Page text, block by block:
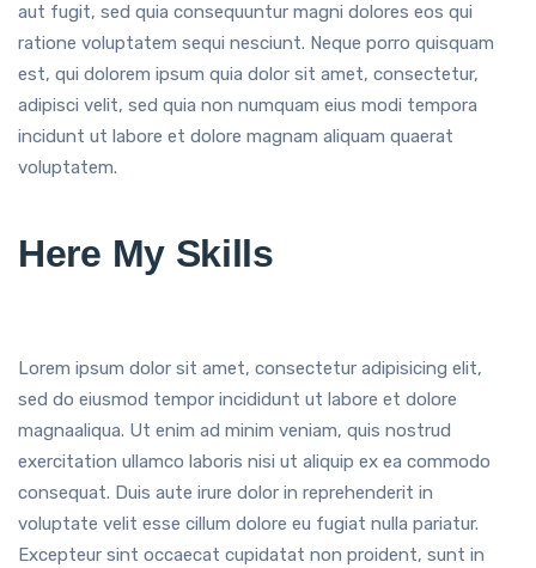
aut fugit, sed quia consequuntur magni dolores eos qui
ratione voluptatem sequi nesciunt. Neque porro quisquam
est, qui dolorem ipsum quia dolor sit amet, consectetur,
adipisci velit, sed quia non numquam eius modi tempora
incidunt ut labore et dolore magnam aliquam quaerat
voluptatem.
Here My Skills
Lorem ipsum dolor sit amet, consectetur adipisicing elit,
sed do eiusmod tempor incididunt ut labore et dolore
magnaaliqua. Ut enim ad minim veniam, quis nostrud
exercitation ullamco laboris nisi ut aliquip ex ea commodo
consequat. Duis aute irure dolor in reprehenderit in
voluptate velit esse cillum dolore eu fugiat nulla pariatur.
Excepteur sint occaecat cupidatat non proident, sunt in